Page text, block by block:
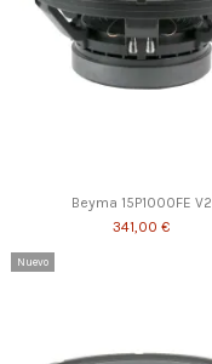
Beyma 15P1000FE V2
341,00 €
Nuevo